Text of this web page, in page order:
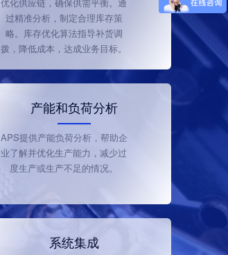
过精准分析，制定合理库存策
略。库存优化算法指导补货调
拨，降低成本，达成业务目标。
产能和负荷分析
APS提供产能负荷分析，帮助企
业了解并优化生产能力，减少过
度生产或生产不足的情况。
系统集成